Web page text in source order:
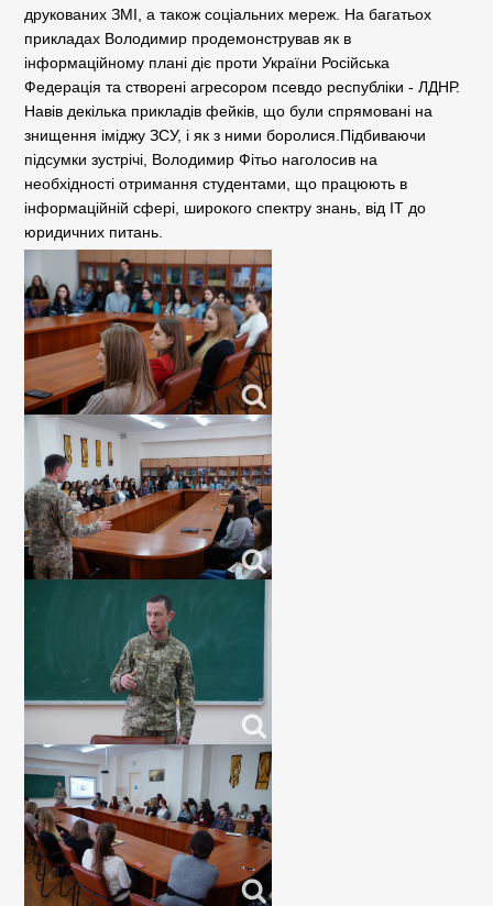
друкованих ЗМІ, а також соціальних мереж. На багатьох
прикладах Володимир продемонстрував як в
інформаційному плані діє проти України Російська
Федерація та створені агресором псевдо республіки - ЛДНР.
Навів декілька прикладів фейків, що були спрямовані на
знищення іміджу ЗСУ, і як з ними боролися. Підбиваючи
підсумки зустрічі, Володимир Фітьо наголосив на
необхідності отримання студентами, що працюють в
інформаційній сфері, широкого спектру знань, від IT до
юридичних питань.